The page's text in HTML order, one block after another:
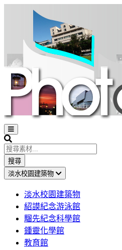
Open
sidebar
Search
搜尋
淡水校園建築物
淡水校園建築物
紹謨紀念游泳館
騮先紀念科學館
鍾靈化學館
教育館